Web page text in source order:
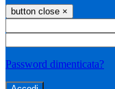
button close ×
Password dimenticata?